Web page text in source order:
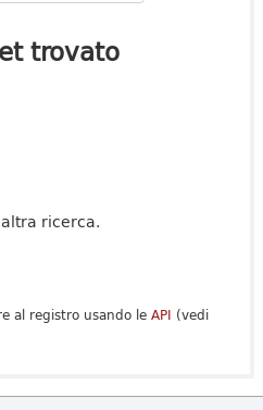
trovato
ricerca.
al registro usando le API (vedi